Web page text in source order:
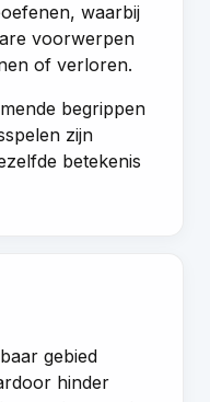
waarbij
voorwerpen
of verloren.
begrippen
zijn
betekenis
gebied
hinder